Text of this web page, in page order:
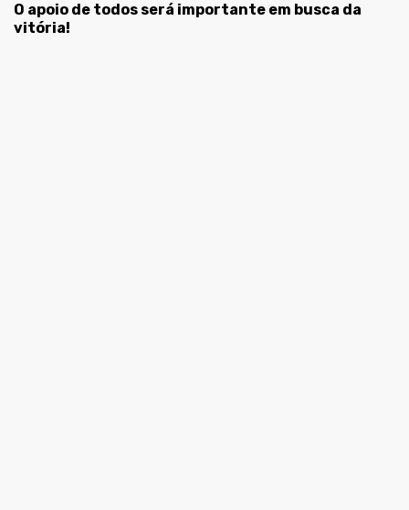
O apoio de todos será importante em busca da
vitória!